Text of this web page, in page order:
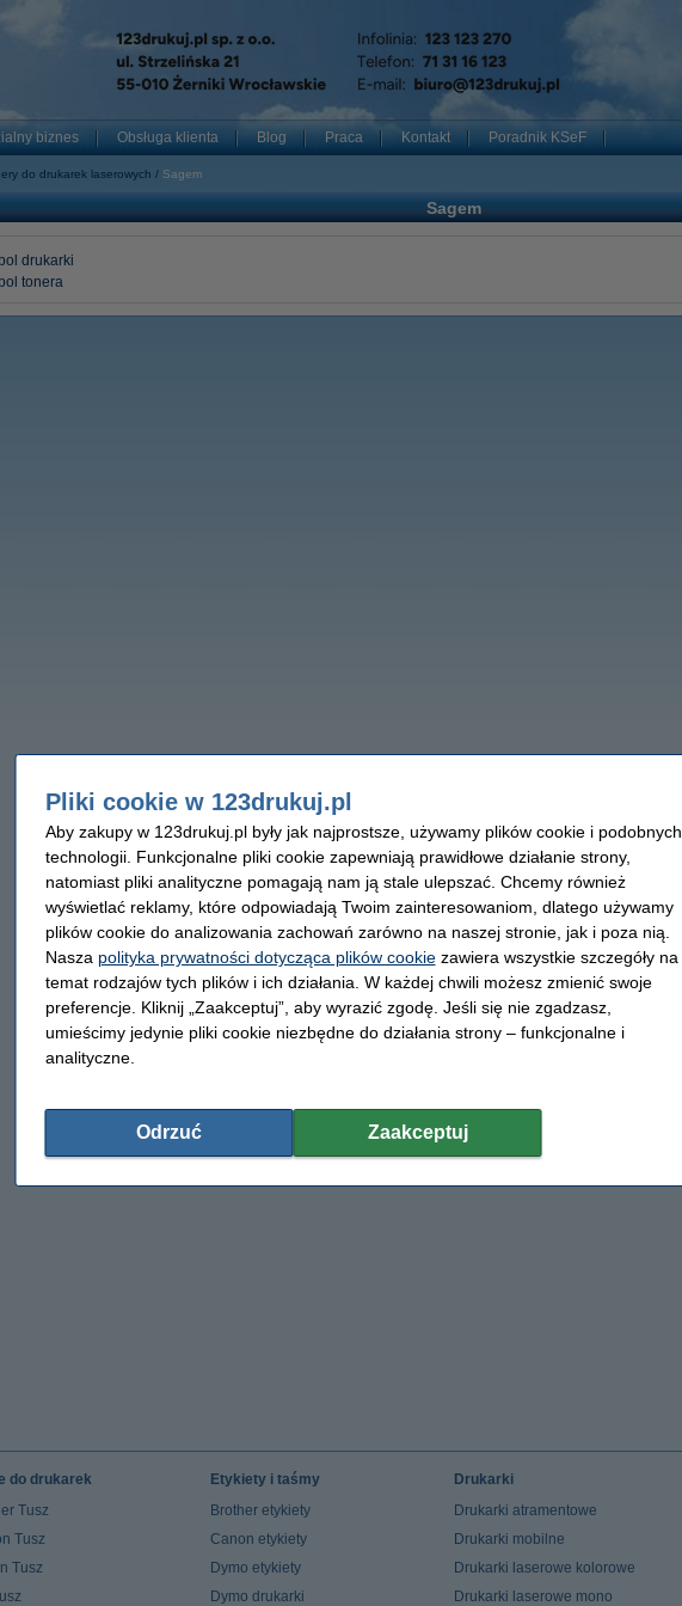
biznes Obsługa klienta Blog Praca Kontakt Poradnik KSeF
do drukarek laserowych Sagem
Sagem
drukarki
tonera
do drukarek
Tusz
Tusz
Tusz
Etykiety i taśmy
Brother etykiety
Canon etykiety
Dymo etykiety
Dymo drukarki
Drukarki
Drukarki atramentowe
Drukarki mobilne
Drukarki laserowe kolorowe
Drukarki laserowe mono
Pliki cookie w 123drukuj.pl
Aby zakupy w 123drukuj.pl były jak najprostsze, używamy plików cookie i podobnych
technologii. Funkcjonalne pliki cookie zapewniają prawidłowe działanie strony,
natomiast pliki analityczne pomagają nam ją stale ulepszać. Chcemy również
wyświetlać reklamy, które odpowiadają Twoim zainteresowaniom, dlatego używamy
plików cookie do analizowania zachowań zarówno na naszej stronie, jak i poza nią.
Nasza polityka prywatności dotycząca plików cookiezawiera wszystkie szczegóły na
temat rodzajów tych plików i ich działania. W każdej chwili możesz zmienić swoje
preferencje. Kliknij „Zaakceptuj”, aby wyrazić zgodę. Jeśli się nie zgadzasz,
umieścimy jedynie pliki cookie niezbędne do działania strony – funkcjonalne i
analityczne.
Odrzuć Zaakceptuj